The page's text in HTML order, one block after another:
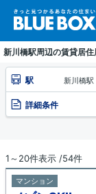
新川橋駅周辺の賃貸居住
駅 新川橋駅
詳細条件
1～20件表示 /54件
マンション